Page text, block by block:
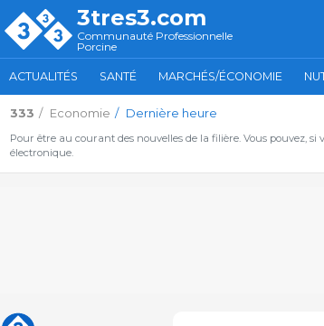
3tres3.com
Communauté Professionnelle
Porcine
ACTUALITÉS SANTÉ MARCHÉS/ÉCONOMIE
333 Economie Dernière heure
Pour être au courant des nouvelles de la filière. Vous pouvez,
électronique.